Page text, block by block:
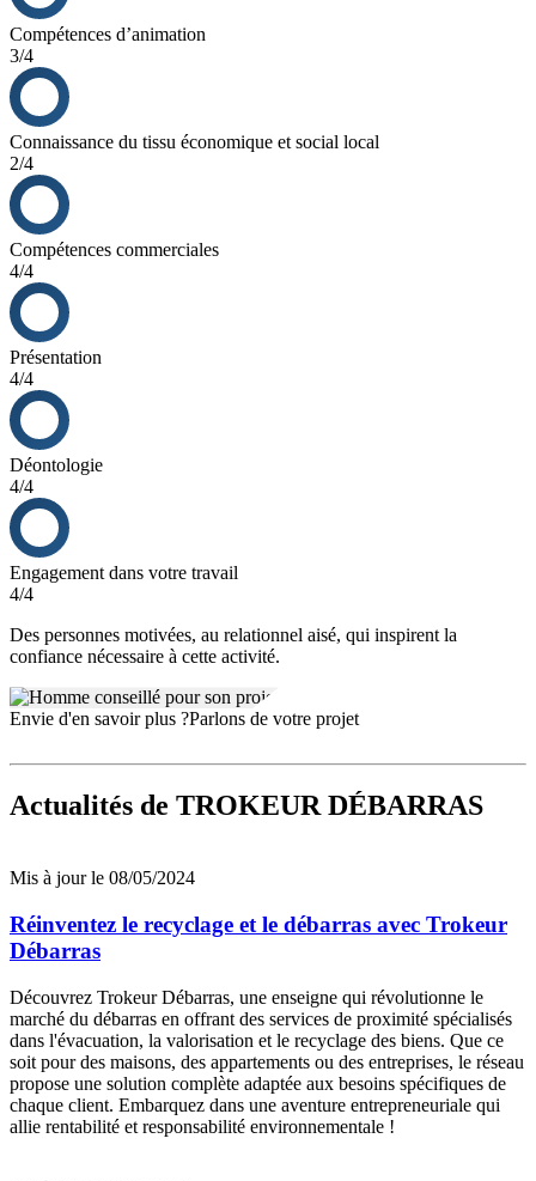
Compétences d’animation
3/4
Connaissance du tissu économique et social local
2/4
Compétences commerciales
4/4
Présentation
4/4
Déontologie
4/4
Engagement dans votre travail
4/4
Des personnes motivées, au relationnel aisé, qui inspirent la
confiance nécessaire à cette activité.
Envie d'en savoir plus ?Parlons de votre projet
Actualités de TROKEUR DÉBARRAS
Mis à jour le 08/05/2024
Réinventez le recyclage et le débarras avec Trokeur
Débarras
Découvrez Trokeur Débarras, une enseigne qui révolutionne le
marché du débarras en offrant des services de proximité spécialisés
dans l'évacuation, la valorisation et le recyclage des biens. Que ce
soit pour des maisons, des appartements ou des entreprises, le réseau
propose une solution complète adaptée aux besoins spécifiques de
chaque client. Embarquez dans une aventure entrepreneuriale qui
allie rentabilité et responsabilité environnementale !